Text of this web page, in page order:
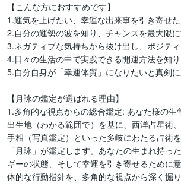
【こんな方におすすめです】
1.運気を上げたい、幸運な出来事を引き寄せ
2.自分の運勢の波を知り、チャンスを最大限
3.ネガティブな気持ちから抜け出し、ポジテ
4.日々の生活の中で実践できる開運方法を知
5.自分自身が「幸運体質」になりたいと真剣
【月詠の鑑定が選ばれる理由】
1.多角的な視点からの総合鑑定: あなた様の生
出生地（わかる範囲で）を基に、西洋占星術
手相（写真鑑定）といった多岐にわたる占術
「月詠」が鑑定します。あなたの生まれ持っ
ギーの状態、そして幸運を引き寄せるために
体的な行動指針を、多角的な視点から深く掘